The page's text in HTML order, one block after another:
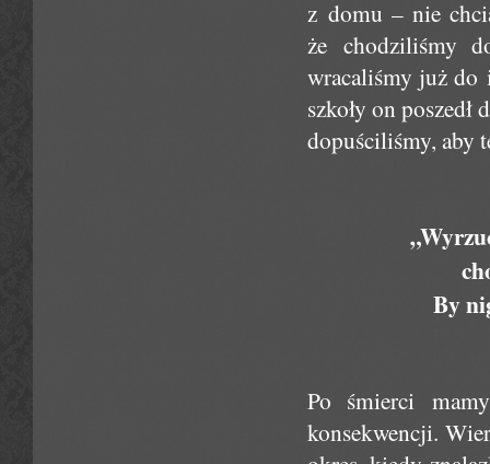
z domu – nie
że chodziliśmy
wracaliśmy już do
szkoły on
dopuściliśmy, aby
By
Po śmierci
konsekwencji.